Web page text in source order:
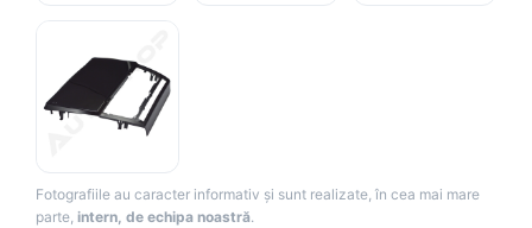
Camere Citroen
Camere Peugeot
Camere Fiat
Camere înregistrare trafic
Fotografiile au caracter informativ și sunt realizate, în cea mai mare
parte, intern, de echipa noastră.